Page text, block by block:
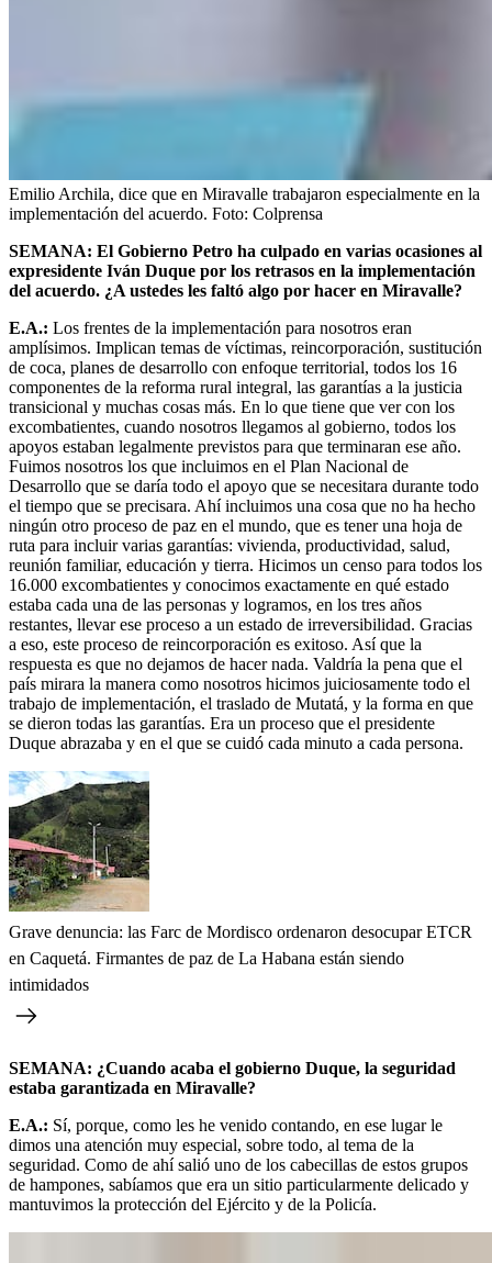
Emilio Archila, dice que en Miravalle trabajaron especialmente en la
implementación del acuerdo. Foto: Colprensa
SEMANA: El Gobierno Petro ha culpado en varias ocasiones al
expresidente Iván Duque por los retrasos en la implementación
del acuerdo. ¿A ustedes les faltó algo por hacer en Miravalle?
E.A.: Los frentes de la implementación para nosotros eran
amplísimos. Implican temas de víctimas, reincorporación, sustitución
de coca, planes de desarrollo con enfoque territorial, todos los 16
componentes de la reforma rural integral, las garantías a la justicia
transicional y muchas cosas más. En lo que tiene que ver con los
excombatientes, cuando nosotros llegamos al gobierno, todos los
apoyos estaban legalmente previstos para que terminaran ese año.
Fuimos nosotros los que incluimos en el Plan Nacional de
Desarrollo que se daría todo el apoyo que se necesitara durante todo
el tiempo que se precisara. Ahí incluimos una cosa que no ha hecho
ningún otro proceso de paz en el mundo, que es tener una hoja de
ruta para incluir varias garantías: vivienda, productividad, salud,
reunión familiar, educación y tierra. Hicimos un censo para todos los
16.000 excombatientes y conocimos exactamente en qué estado
estaba cada una de las personas y logramos, en los tres años
restantes, llevar ese proceso a un estado de irreversibilidad. Gracias
a eso, este proceso de reincorporación es exitoso. Así que la
respuesta es que no dejamos de hacer nada. Valdría la pena que el
país mirara la manera como nosotros hicimos juiciosamente todo el
trabajo de implementación, el traslado de Mutatá, y la forma en que
se dieron todas las garantías. Era un proceso que el presidente
Duque abrazaba y en el que se cuidó cada minuto a cada persona.
Grave denuncia: las Farc de Mordisco ordenaron desocupar ETCR
en Caquetá. Firmantes de paz de La Habana están siendo
intimidados
SEMANA: ¿Cuando acaba el gobierno Duque, la seguridad
estaba garantizada en Miravalle?
E.A.: Sí, porque, como les he venido contando, en ese lugar le
dimos una atención muy especial, sobre todo, al tema de la
seguridad. Como de ahí salió uno de los cabecillas de estos grupos
de hampones, sabíamos que era un sitio particularmente delicado y
mantuvimos la protección del Ejército y de la Policía.